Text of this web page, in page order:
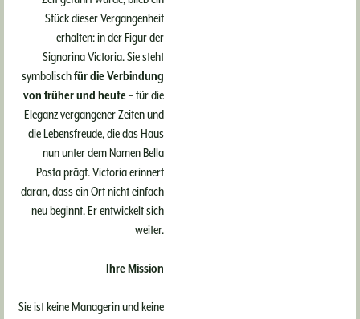
Stück dieser Vergangenheit
erhalten: in der Figur der
Signorina Victoria. Sie steht
symbolischfür die Verbindung
von früher und heute – für die
Eleganz vergangener Zeiten und
die Lebensfreude, die das Haus
nun unter dem Namen Bella
Posta prägt. Victoria erinnert
daran, dass ein Ort nicht einfach
neu beginnt. Er entwickelt sich
weiter.
Ihre Mission
Sie ist keine Managerin und keine
Urlaub über Bozen
ohne
Auto
So entspannt geht die Anreise ins
Bella Posta: Hier am Ritten,
oberhalb von Bozen, kann der
Urlaub schon früher beginnen:
nämlich dann, wenn das Auto
stehen bleiben kann.
WEITERLESEN